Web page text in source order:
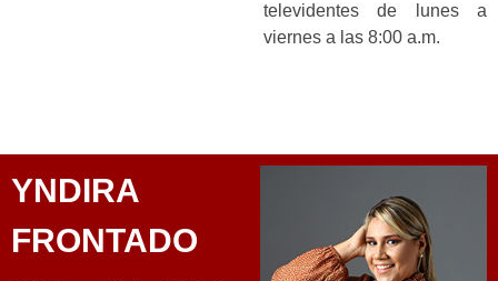
televidentes de lunes a
viernes a las 8:00 a.m.
YNDIRA
FRONTADO